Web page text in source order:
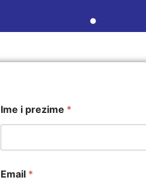
Ime i prezime *
Email *